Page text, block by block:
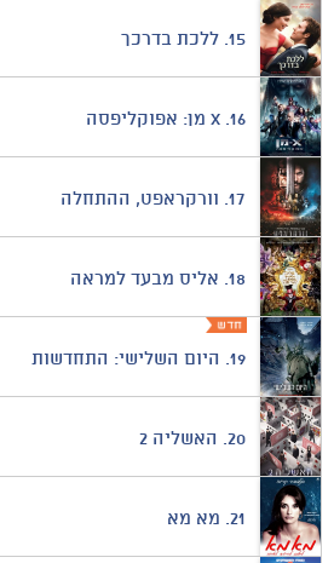
15. ללכת בדרכך
16. X מן: אפוקליפסה
17. וורקראפט, ההתחלה
18. אליס מבעד למראה
19. היום השלישי: התחדשות
20. האשליה 2
21. מא מא